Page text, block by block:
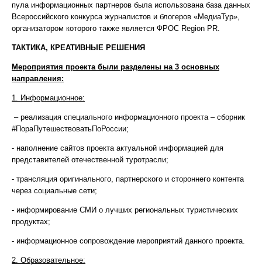
пула информационных партнеров была использована база данных
Всероссийского конкурса журналистов и блогеров «МедиаТур»,
организатором которого также является ФРОС Region PR.
ТАКТИКА, КРЕАТИВНЫЕ РЕШЕНИЯ
Мероприятия проекта были разделены на 3 основных
направления:
1. Информационное:
– реализация специального информационного проекта – сборник
#ПораПутешествоватьПоРоссии;
- наполнение сайтов проекта актуальной информацией для
представителей отечественной туротрасли;
- трансляция оригинального, партнерского и стороннего контента
через социальные сети;
- информирование СМИ о лучших региональных туристических
продуктах;
- информационное сопровождение мероприятий данного проекта.
2. Образовательное: